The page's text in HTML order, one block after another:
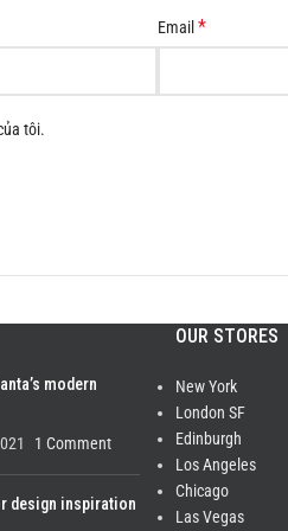
Email *
tôi.
modern
1 Comment
design inspiration
OUR STORES
New York
London SF
Edinburgh
Los Angeles
Chicago
Las Vegas